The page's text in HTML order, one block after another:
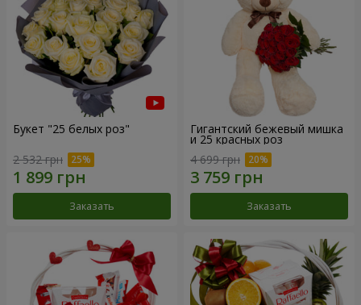
Букет "25 белых роз"
2 532 грн
Заказать
Гигантский бежевый мишка
и 25 красных роз
4 699 грн
Заказать